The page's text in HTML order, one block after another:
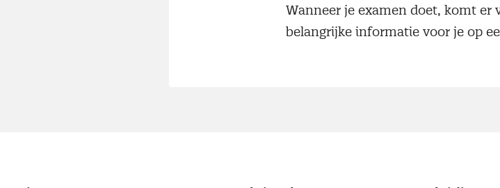
Wanneer je examen doet, komt er
belangrijke informatie voor je op